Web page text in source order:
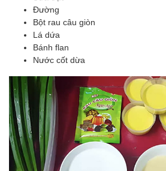
Đường
Bột rau câu giòn
Lá dứa
Bánh flan
Nước cốt dừa